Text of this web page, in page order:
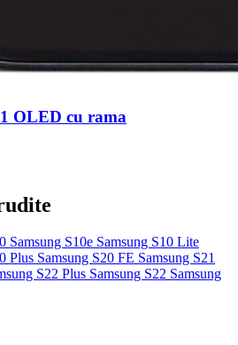
OLED cu rama
Samsung S10e Samsung S10 Lite
Plus Samsung S20 FE Samsung S21
S22 Plus Samsung S22 Samsung